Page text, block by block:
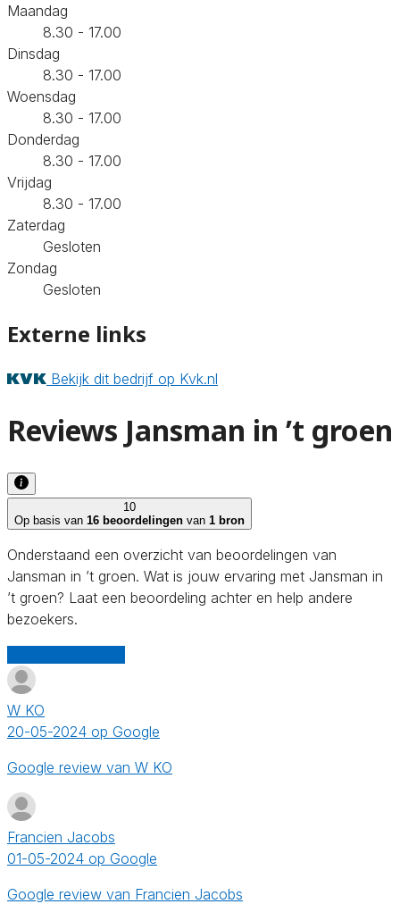
Maandag
8.30 - 17.00
Dinsdag
8.30 - 17.00
Woensdag
8.30 - 17.00
Donderdag
8.30 - 17.00
Vrijdag
8.30 - 17.00
Zaterdag
Gesloten
Zondag
Gesloten
Externe links
Bekijk dit bedrijf op Kvk.nl
Reviews Jansman in ’t groen
10
Op basis van 16 beoordelingen van 1 bron
Onderstaand een overzicht van beoordelingen van
Jansman in ’t groen. Wat is jouw ervaring met Jansman in
’t groen? Laat een beoordeling achter en help andere
bezoekers.
W KO
20-05-2024 op Google
Google review van W KO
Francien Jacobs
01-05-2024 op Google
Google review van Francien Jacobs